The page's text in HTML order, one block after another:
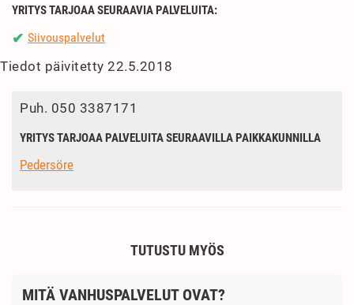
YRITYS TARJOAA SEURAAVIA PALVELUITA:
✔ Siivouspalvelut
Tiedot päivitetty 22.5.2018
Puh. 050 3387171
YRITYS TARJOAA PALVELUITA SEURAAVILLA PAIKKAKUNNILLA
Pedersöre
TUTUSTU MYÖS
MITÄ VANHUSPALVELUT OVAT?